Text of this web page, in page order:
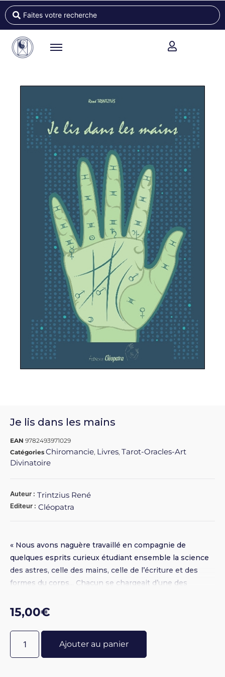
Je lis dans les mains
EAN 9782493971029
Catégories Chiromancie, Livres, Tarot-Oracles-Art
Divinatoire
Auteur : Trintzius René
Editeur : Cléopatra
« Nous avons naguère travaillé en compagnie de
quelques esprits curieux étudiant ensemble la science
des astres, celle des mains, celle de l’écriture et des
formes du corps... Chacun se chargeait d’une des
portraits psychologiques obtenus ainsi que les analyses
plus ou moins poussées du destin. Toujours les
résultats concordaient à merveille, sauf erreur de détails
faciles à déceler... Nous découvrîmes avec
émerveillement, non seulement une harmonie parfaite
15,00€
Ajouter au panier